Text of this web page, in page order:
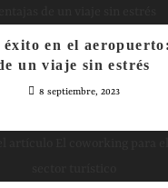
en el
un viaje sin estrés
8 septiembre, 2023